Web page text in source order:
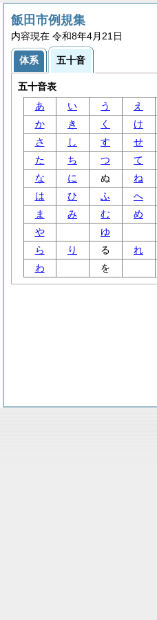
飯田市例規集
内容現在 令和8年4月21日
体系 五十音
五十音表
あ
い う え
か
き く け
さ
し す せ
た
ち つ て
な
に ぬ ね
は
ひ ふ へ
ま
み む め
や
ゆ
ら
り る れ
わ
を